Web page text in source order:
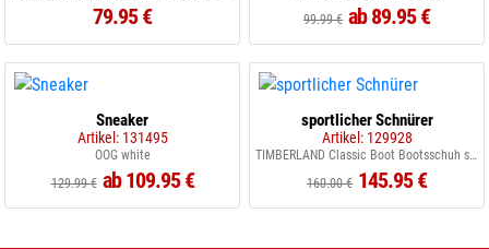
79.95 €
99.99 € ab 89.95 €
Sneaker
Artikel: 131495
OOG white
129.99 € ab 109.95 €
sportlicher Schnürer
Artikel: 129928
TIMBERLAND Classic Boot Bootsschuh sahara
160.00 € 145.95 €